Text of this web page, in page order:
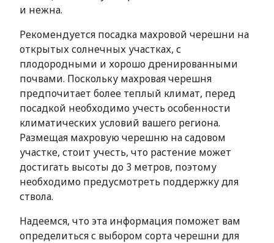
и нежна.
Рекомендуется посадка махровой черешни на
открытых солнечных участках, с
плодородными и хорошо дренированными
почвами. Поскольку махровая черешня
предпочитает более теплый климат, перед
посадкой необходимо учесть особенности
климатических условий вашего региона.
Размещая махровую черешню на садовом
участке, стоит учесть, что растение может
достигать высоты до 3 метров, поэтому
необходимо предусмотреть поддержку для
ствола.
Надеемся, что эта информация поможет вам
определиться с выбором сорта черешни для